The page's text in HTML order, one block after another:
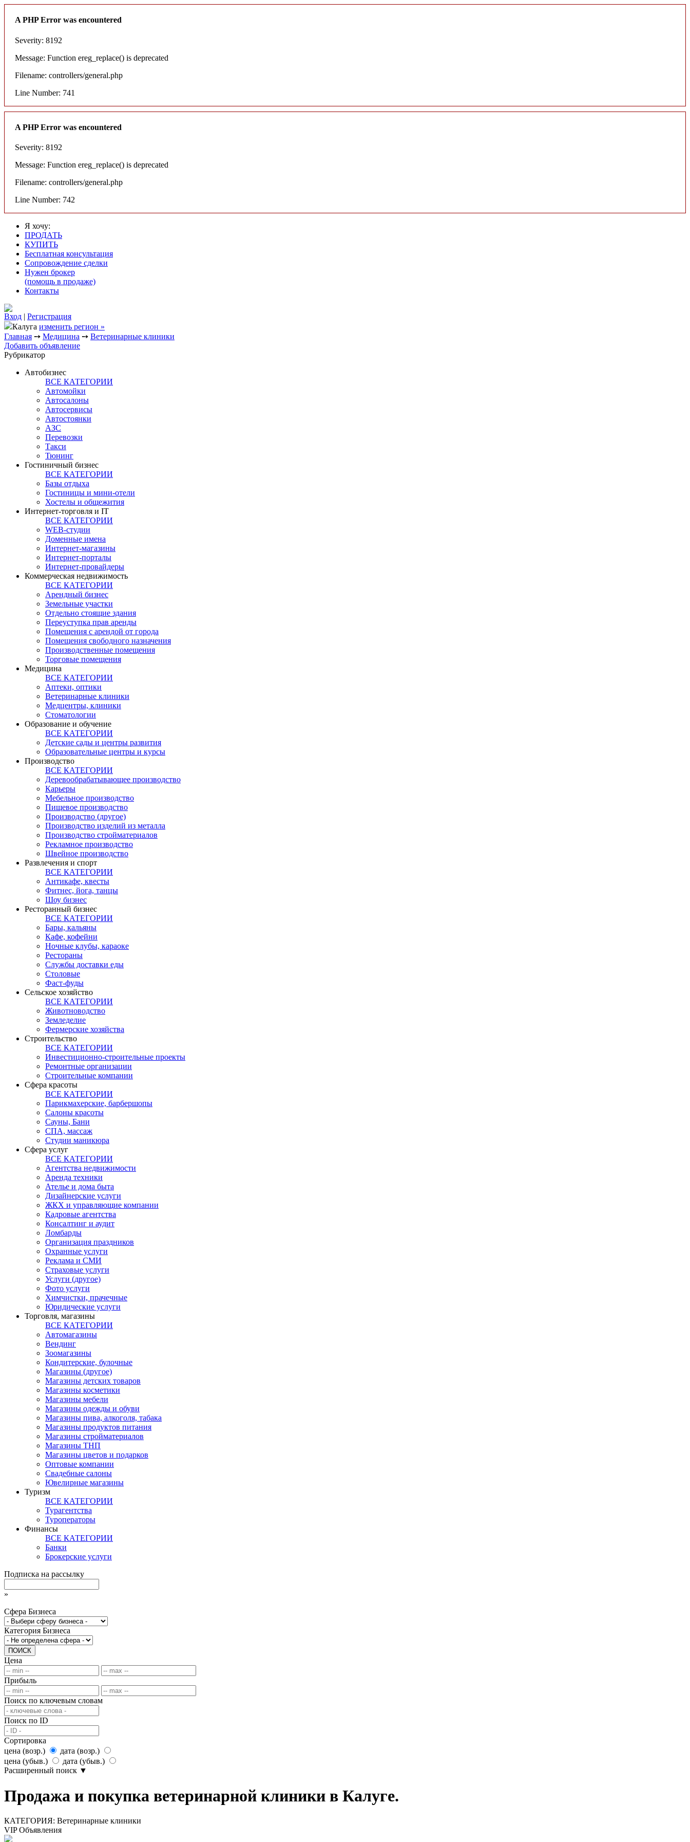
A PHP Error was encountered
Severity: 8192
Message: Function ereg_replace() is deprecated
Filename: controllers/general.php
Line Number: 741
A PHP Error was encountered
Severity: 8192
Message: Function ereg_replace() is deprecated
Filename: controllers/general.php
Line Number: 742
Я хочу:
ПРОДАТЬ
КУПИТЬ
Бесплатная консультация
Сопровождение сделки
Нужен брокер
(помощь в продаже)
Контакты
Вход | Регистрация
Калуга изменить регион »
Главная ➙ Медицина ➙ Ветеринарные клиники
Добавить объявление
Рубрикатор
Автобизнес
ВСЕ КАТЕГОРИИ
Автомойки
Автосалоны
Автосервисы
Автостоянки
АЗС
Перевозки
Такси
Тюнинг
Гостиничный бизнес
ВСЕ КАТЕГОРИИ
Базы отдыха
Гостиницы и мини-отели
Хостелы и общежития
Интернет-торговля и IT
ВСЕ КАТЕГОРИИ
WEB-студии
Доменные имена
Интернет-магазины
Интернет-порталы
Интернет-провайдеры
Коммерческая недвижимость
ВСЕ КАТЕГОРИИ
Арендный бизнес
Земельные участки
Отдельно стоящие здания
Переуступка прав аренды
Помещения с арендой от города
Помещения свободного назначения
Производственные помещения
Торговые помещения
Медицина
ВСЕ КАТЕГОРИИ
Аптеки, оптики
Ветеринарные клиники
Медцентры, клиники
Стоматологии
Образование и обучение
ВСЕ КАТЕГОРИИ
Детские сады и центры развития
Образовательные центры и курсы
Производство
ВСЕ КАТЕГОРИИ
Деревообрабатывающее производство
Карьеры
Мебельное производство
Пищевое производство
Производство (другое)
Производство изделий из металла
Производство стройматериалов
Рекламное производство
Швейное производство
Развлечения и спорт
ВСЕ КАТЕГОРИИ
Антикафе, квесты
Фитнес, йога, танцы
Шоу бизнес
Ресторанный бизнес
ВСЕ КАТЕГОРИИ
Бары, кальяны
Кафе, кофейни
Ночные клубы, караоке
Рестораны
Службы доставки еды
Столовые
Фаст-фуды
Сельское хозяйство
ВСЕ КАТЕГОРИИ
Животноводство
Земледелие
Фермерские хозяйства
Строительство
ВСЕ КАТЕГОРИИ
Инвестиционно-строительные проекты
Ремонтные организации
Строительные компании
Сфера красоты
ВСЕ КАТЕГОРИИ
Парикмахерские, барбершопы
Салоны красоты
Сауны, Бани
СПА, массаж
Студии маникюра
Сфера услуг
ВСЕ КАТЕГОРИИ
Агентства недвижимости
Аренда техники
Ателье и дома быта
Дизайнерские услуги
ЖКХ и управляющие компании
Кадровые агентства
Консалтинг и аудит
Ломбарды
Организация праздников
Охранные услуги
Реклама и СМИ
Страховые услуги
Услуги (другое)
Фото услуги
Химчистки, прачечные
Юридические услуги
Торговля, магазины
ВСЕ КАТЕГОРИИ
Автомагазины
Вендинг
Зоомагазины
Кондитерские, булочные
Магазины (другое)
Магазины детских товаров
Магазины косметики
Магазины мебели
Магазины одежды и обуви
Магазины пива, алкоголя, табака
Магазины продуктов питания
Магазины стройматериалов
Магазины ТНП
Магазины цветов и подарков
Оптовые компании
Свадебные салоны
Ювелирные магазины
Туризм
ВСЕ КАТЕГОРИИ
Турагентства
Туроператоры
Финансы
ВСЕ КАТЕГОРИИ
Банки
Брокерские услуги
Подписка на рассылку
»
Сфера Бизнеса
Категория Бизнеса
ПОИСК
Цена
Прибыль
Поиск по ключевым словам
Поиск по ID
Сортировка
цена (возр.)
дата (возр.)
цена (убыв.)
дата (убыв.)
Расширенный поиск ▼
Продажа и покупка ветеринарной клиники в Калуге.
КАТЕГОРИЯ: Ветеринарные клиники
VIP Объявления